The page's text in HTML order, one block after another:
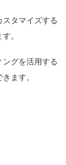
タマイズする
。
グを活用する
ます。